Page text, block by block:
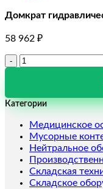
Домкрат
58 962 ₽
Количество
TOR
100200s
(ДУ100Г200),
100
т
Категории
Медицинское
Мусорные
Нейтральное
Складская
Складское